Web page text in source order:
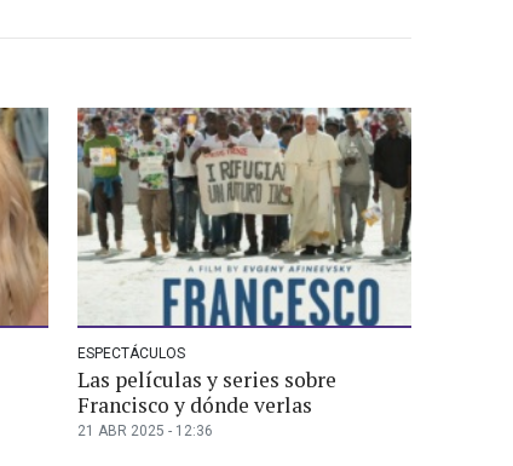
ESPECTÁCULOS
Las películas y series sobre
Francisco y dónde verlas
21 ABR 2025 - 12:36